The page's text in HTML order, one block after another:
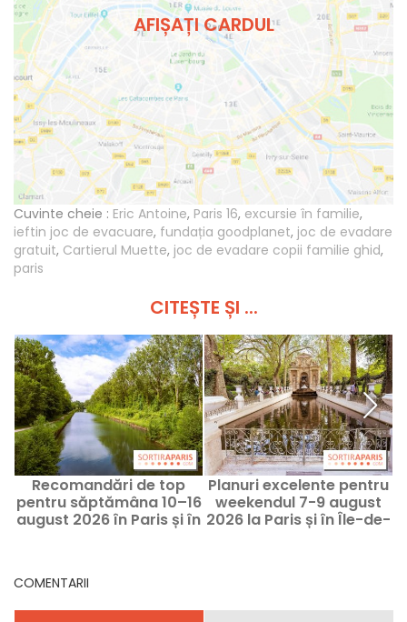
AFIȘAȚI CARDUL
Cuvinte cheie : Eric Antoine, Paris 16, excursie în familie,
ieftin joc de evacuare, fundația goodplanet, joc de evadare
gratuit, Cartierul Muette, joc de evadare copii familie ghid,
paris
CITEȘTE ȘI ...
Recomandări de top
pentru săptămâna 10–16
august 2026 în Paris și în
Planuri excelente pentru
weekendul 7-9 august
2026 la Paris și în Île-de-
COMENTARII